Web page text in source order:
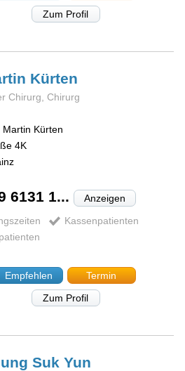
Zum Profil
Kürten
Chirurg, Chirurg
Martin Kürten
4K
6131 1... Anzeigen
Kassenpatienten
Empfehlen
Termin
Zum Profil
SukYun